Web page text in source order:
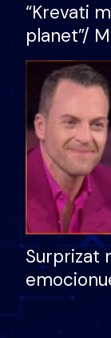
“Krevati
planet”/
bukura
mungojë
Surprizat
nëna
nuk i